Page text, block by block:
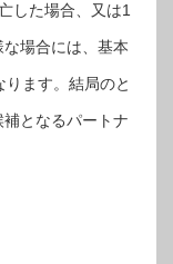
した場合、又は1
場合には、基本
ます。結局のと
となるパートナ